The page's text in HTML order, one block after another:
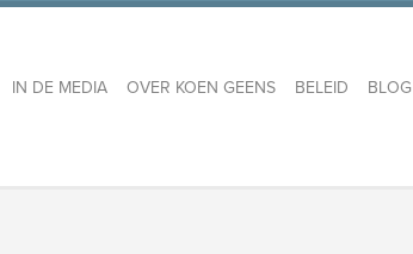
IN DE MEDIA OVER KOEN GEENS BELEID BLOG